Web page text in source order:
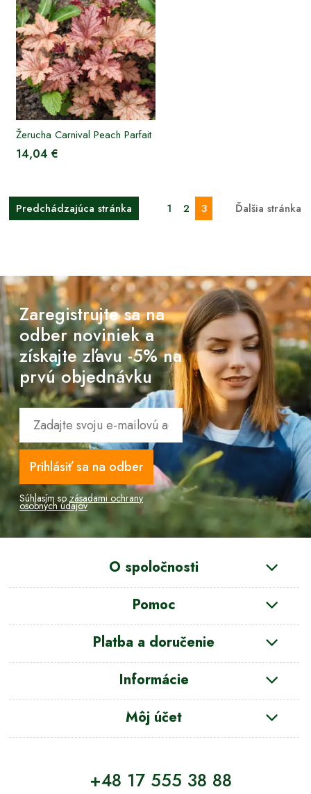
Žerucha Carnival Peach Parfait
14,04 €
Predchádzajúca stránka 1 2 3 Ďalšia stránka
Zaregistrujte sa na
odber noviniek a
získajte zľavu -5% na
prvú objednávku
Prihlásiť sa na odber
Súhlasím sozásadami ochrany
osobných údajov
O spoločnosti
Pomoc
Platba a doručenie
Informácie
Môj účet
+48 17 555 38 88